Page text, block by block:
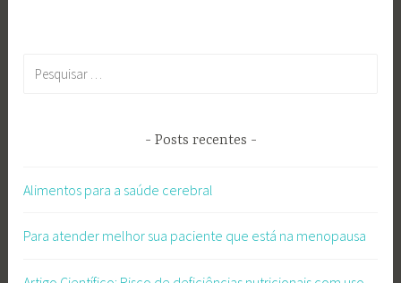
Posts recentes
Alimentos para a saúde cerebral
Para atender melhor sua paciente que está na menopausa